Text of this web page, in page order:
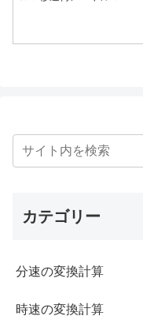
カテゴリー
分速の変換計算
時速の変換計算